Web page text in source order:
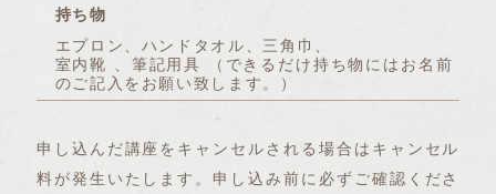
持ち物
エプロン、ハンドタオル、三角巾、
室内靴 、筆記用具 （できるだけ持ち物にはお名前
のご記入をお願い致します。）
申し込んだ講座をキャンセルされる場合はキャンセル
料が発生いたします。申し込み前に必ずご確認くださ